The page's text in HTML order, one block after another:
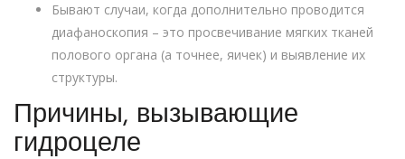
Бывают случаи, когда дополнительно проводится
диафаноскопия – это просвечивание мягких тканей
полового органа (а точнее, яичек) и выявление их
структуры.
Причины, вызывающие
гидроцеле